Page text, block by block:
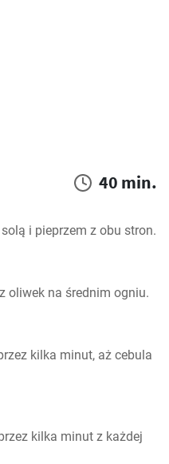
40 min.
i pieprzem z obu stron.
oliwek na średnim ogniu.
kilka minut, aż cebula
kilka minut z każdej